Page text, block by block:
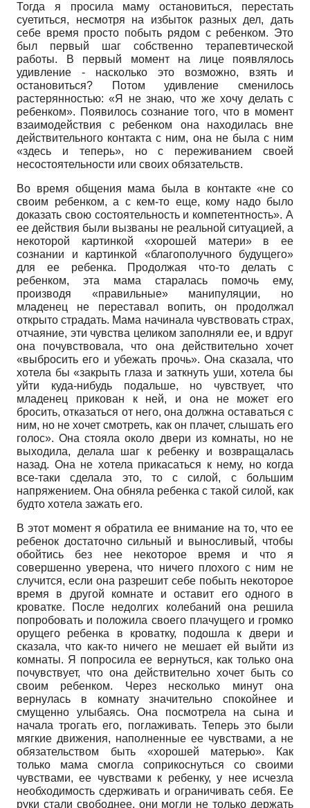
Тогда я просила маму остановиться, перестать
суетиться, несмотря на избыток разных дел, дать
себе время просто побыть рядом с ребенком. Это
был первый шаг собственно терапевтической
работы. В первый момент на лице появлялось
удивление - насколько это возможно, взять и
остановиться? Потом удивление сменилось
растерянностью: «Я не знаю, что же хочу делать с
ребенком». Появилось сознание того, что в момент
взаимодействия с ребенком она находилась вне
действительного контакта с ним, она не была с ним
«здесь и теперь», но с переживанием своей
несостоятельности или своих обязательств.
Во время общения мама была в контакте «не со
своим ребенком, а с кем-то еще, кому надо было
доказать свою состоятельность и компетентность». А
ее действия были вызваны не реальной ситуацией, а
некоторой картинкой «хорошей матери» в ее
сознании и картинкой «благополучного будущего»
для ее ребенка. Продолжая что-то делать с
ребенком, эта мама старалась помочь ему,
производя «правильные» манипуляции, но
младенец не переставал вопить, он продолжал
открыто страдать. Мама начинала чувствовать страх,
отчаяние, эти чувства целиком заполняли ее, и вдруг
она почувствовала, что она действительно хочет
«выбросить его и убежать прочь». Она сказала, что
хотела бы «закрыть глаза и заткнуть уши, хотела бы
уйти куда-нибудь подальше, но чувствует, что
младенец прикован к ней, и она не может его
бросить, отказаться от него, она должна оставаться с
ним, но не хочет смотреть, как он плачет, слышать его
голос». Она стояла около двери из комнаты, но не
выходила, делала шаг к ребенку и возвращалась
назад. Она не хотела прикасаться к нему, но когда
все-таки сделала это, то с силой, с большим
напряжением. Она обняла ребенка с такой силой, как
будто хотела зажать его.
В этот момент я обратила ее внимание на то, что ее
ребенок достаточно сильный и выносливый, чтобы
обойтись без нее некоторое время и что я
совершенно уверена, что ничего плохого с ним не
случится, если она разрешит себе побыть некоторое
время в другой комнате и оставит его одного в
кроватке. После недолгих колебаний она решила
попробовать и положила своего плачущего и громко
орущего ребенка в кроватку, подошла к двери и
сказала, что как-то ничего не мешает ей выйти из
комнаты. Я попросила ее вернуться, как только она
почувствует, что она действительно хочет быть со
своим ребенком. Через несколько минут она
вернулась в комнату значительно спокойнее и
смущенно улыбаясь. Она посмотрела на сына и
начала трогать его, поглаживать. Теперь это были
мягкие движения, наполненные ее чувствами, а не
обязательством быть «хорошей матерью». Как
только мама смогла соприкоснуться со своими
чувствами, ее чувствами к ребенку, у нее исчезла
необходимость сдерживать и ограничивать себя. Ее
руки стали свободнее, они могли не только держать